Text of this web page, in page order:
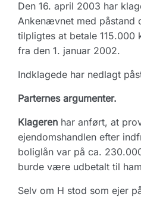
Den 16. april 2003 har
Ankenævnet med påstand
tilpligtes at betale
fra den 1. januar 2002.
Indklagede har nedlagt
Parternes argumenter.
Klageren har anført, at
ejendomshandlen efter
boliglån var på ca.
burde være udbetalt til
Selv om H stod som ejer